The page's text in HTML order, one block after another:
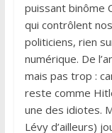
puissant binôme
qui contrôlent nos
politiciens, rien
numérique. De
mais pas trop :
reste comme
une des idiotes.
Lévy d’ailleurs)